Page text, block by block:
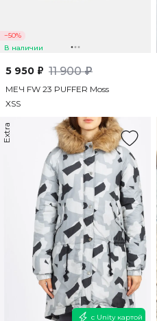
−50%
В наличии
5 950 ₽ 11 900 ₽
МЕЧ FW 23 PUFFER Moss
XSS
Extra
с Unity картой